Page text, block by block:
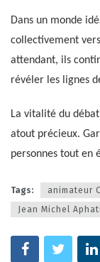
Dans un monde
collectivement
attendant, ils
révéler les lignes
La vitalité du
atout précieux.
personnes tout en
Tags: animateur
Jean Michel